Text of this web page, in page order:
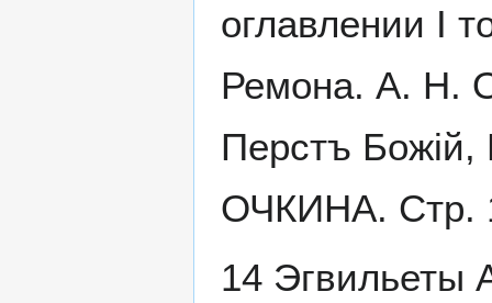
оглавлении I
Ремона. А. Н.
Перстъ
ОЧКИНА. Стр.
14 Эгвильеты